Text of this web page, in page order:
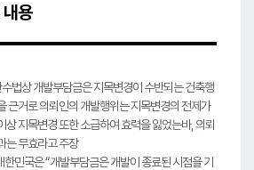
용
법상 개발부담금은 지목변경이 수반되는 건축행
근거로 의뢰인의 개발행위는 지목변경의 전제가
상 지목변경 또한 소급하여 효력을 잃었는바, 의뢰
는 무효라고 주장
국은 “개발부담금은 개발이 종료된 시점을 기